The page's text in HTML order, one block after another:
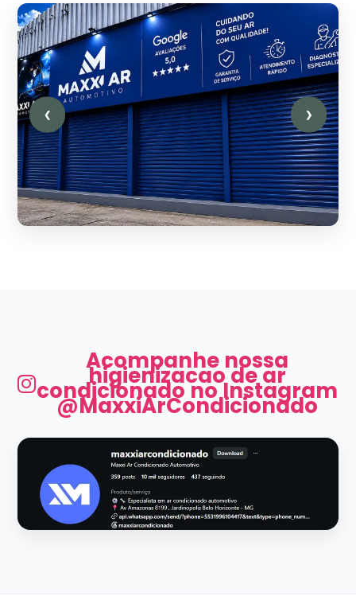
❮ ❯
Acompanhe nossa
higienizacao de ar
condicionado no Instagram
@MaxxiArCondicionado